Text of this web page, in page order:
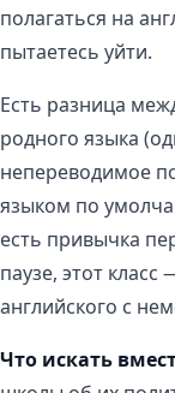
полагаться на
пытаетесь уйти.
Есть разница
родного языка
непереводимое
языком по
есть привычка
паузе, этот
английского с
Что искать